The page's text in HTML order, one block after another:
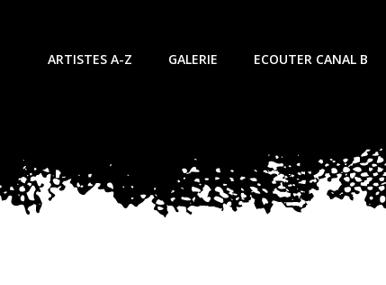
ARTISTES A-Z GALERIE ECOUTER CANAL B